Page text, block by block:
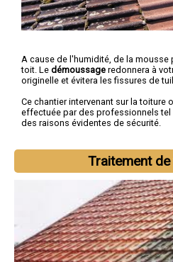
A cause de l'humidité, de la mousse
toit. Le démoussage redonnera à
originelle et évitera les fissures de
Ce chantier intervenant sur la toiture
effectuée par des professionnels tel
des raisons évidentes de sécurité.
Traitement